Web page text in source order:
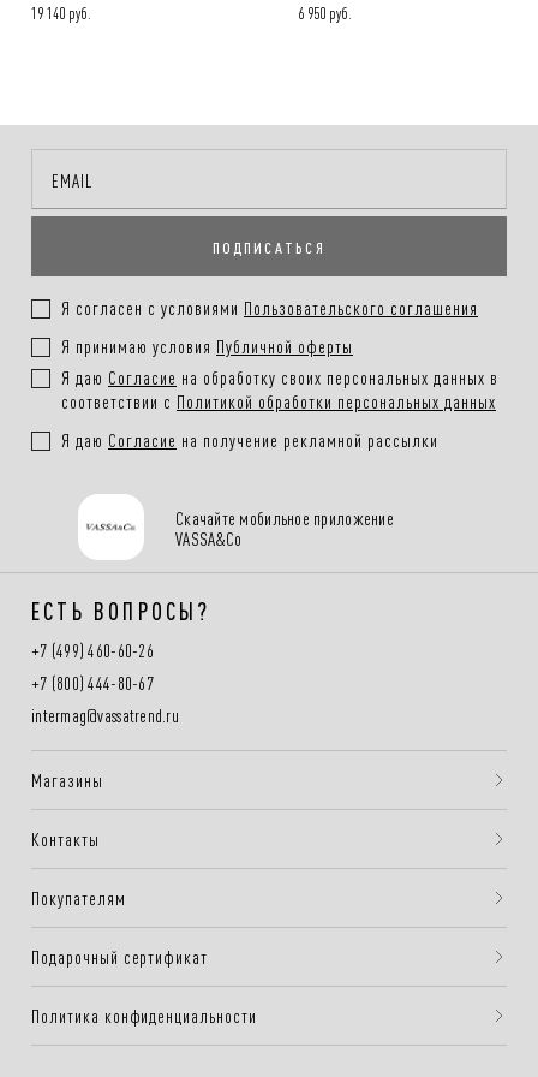
19 140 руб. 6 950 руб.
ПОДПИСАТЬСЯ
Я согласен с условиями Пользовательского соглашения
Я принимаю условия Публичной оферты
Я даю Согласие на обработку своих персональных данных в
соответствии с Политикой обработки персональных данных
Я даю Согласие на получение рекламной рассылки
Скачайте мобильное приложение
VASSA&Co
ЕСТЬ ВОПРОСЫ?
+7 (499) 460-60-26
+7 (800) 444-80-67
intermag@vassatrend.ru
Магазины
Контакты
Покупателям
Подарочный сертификат
Политика конфиденциальности